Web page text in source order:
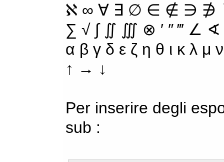
ℵ ∞ ∀ ∃ ∅ ∈ ∉ ∋ ∌
∑ √ ∫ ∬ ∭ ⊗ ′ ″ ‴ ∠
α β γ δ ε ζ η θ ι κ λ
↑ → ↓
Per inserire degli
sub :